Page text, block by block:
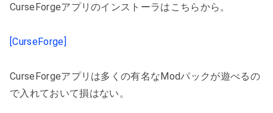
CurseForgeアプリのインストーラはこちらから。
[CurseForge]
CurseForgeアプリは多くの有名なModパックが遊べるの
で入れておいて損はない。